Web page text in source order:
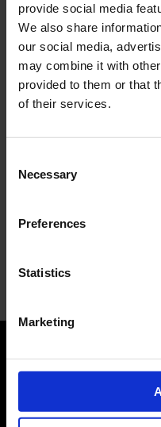
provide social media
We also share
our social media,
may combine it with
provided to them or that
of their services.
Selection
Necessary
Preferences
Statistics
Marketing
Le donne omeriche e
coraggio di chi
Slayyyter e il sogno
americana: chi è la
elettro-pop
collaborazione e il
L’universo
Xiao Wen Ju sono le
Nessun commento da
Manifesto